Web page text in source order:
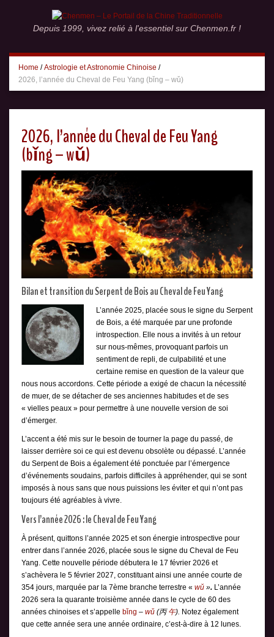
Depuis 1999, vivez relié à l'essentiel sur Chenmen.fr !
Home / Astrologie et Astronomie Chinoise /
2026, l’année du Cheval de Feu Yang (bǐng – wǔ)
2026, l’année du Cheval de Feu Yang
(bǐng – wǔ)
Bilan et transition du Serpent de Bois au Cheval de Feu Yang
L’année 2025, placée sous le signe du Serpent
de Bois, a été marquée par une profonde
introspection. Elle nous a invités à un retour
sur nous-mêmes, provoquant parfois un
sentiment de repli, de culpabilité et une
certaine remise en question de la valeur que
nous nous accordons. Cette période a exigé de chacun la nécessité
de muer, de se détacher de ses anciennes habitudes et de ses
« vielles peaux » pour permettre à une nouvelle version de soi
d’émerger.
L’accent a été mis sur le besoin de tourner la page du passé, de
laisser derrière soi ce qui est devenu obsolète ou dépassé. L’année
du Serpent de Bois a également été ponctuée par l’émergence
d’événements soudains, parfois difficiles à appréhender, qui se sont
imposés à nous sans que nous puissions les éviter et qui n’ont pas
toujours été agréables à vivre.
Vers l’année 2026 : le Cheval de Feu Yang
À présent, quittons l’année 2025 et son énergie introspective pour
entrer dans l’année 2026, placée sous le signe du Cheval de Feu
Yang. Cette nouvelle période débutera le 17 février 2026 et
s’achèvera le 5 février 2027, constituant ainsi une année courte de
354 jours, marquée par la 7ème branche terrestre « wǔ ». L’année
2026 sera la quarante troisième année dans le cycle de 60 des
années chinoises et s’appelle bǐng – wǔ (丙午). Notez également
que cette année sera une année ordinaire, c’est-à-dire à 12 lunes.